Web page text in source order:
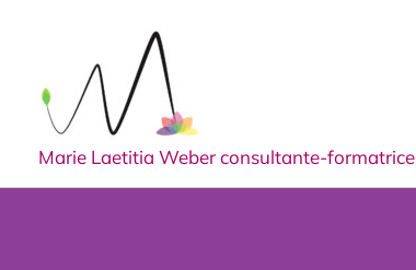
Marie Laetitia Weber consultante-formatrice